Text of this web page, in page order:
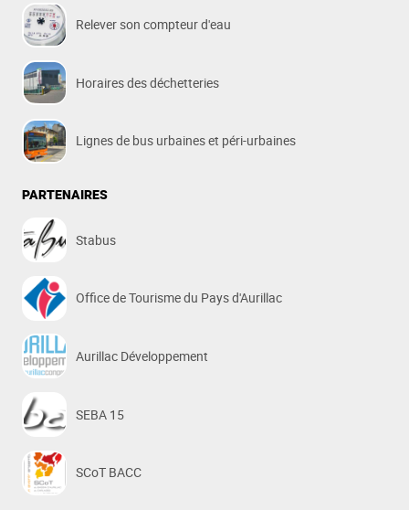
Relever son compteur d'eau
Horaires des déchetteries
Lignes de bus urbaines et péri-urbaines
PARTENAIRES
Stabus
Office de Tourisme du Pays d'Aurillac
Aurillac Développement
SEBA 15
SCoT BACC